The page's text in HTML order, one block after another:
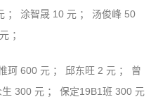
； 涂智晟 10 元 ； 汤俊峰 50
；
珂 600 元 ； 邱东旺 2 元 ； 曾
300 元 ； 保定19B1班 300 元